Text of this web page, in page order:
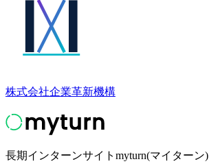
株式会社企業⾰新機構
長期インターンサイトmyturn(マイターン)